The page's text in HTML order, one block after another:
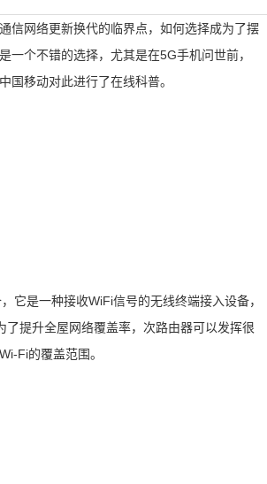
信网络更新换代的临界点，如何选择成为了摆
个不错的选择，尤其是在5G手机问世前，
国移动对此进行了在线科普。
它是一种接收WiFi信号的无线终端接入设备，
提升全屋网络覆盖率，次路由器可以发挥很
Fi的覆盖范围。